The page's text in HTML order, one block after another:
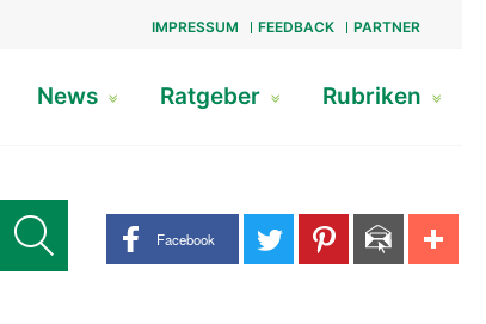
IMPRESSUM FEEDBACK PARTNER
News Ratgeber Rubriken
Share buttons
Facebook